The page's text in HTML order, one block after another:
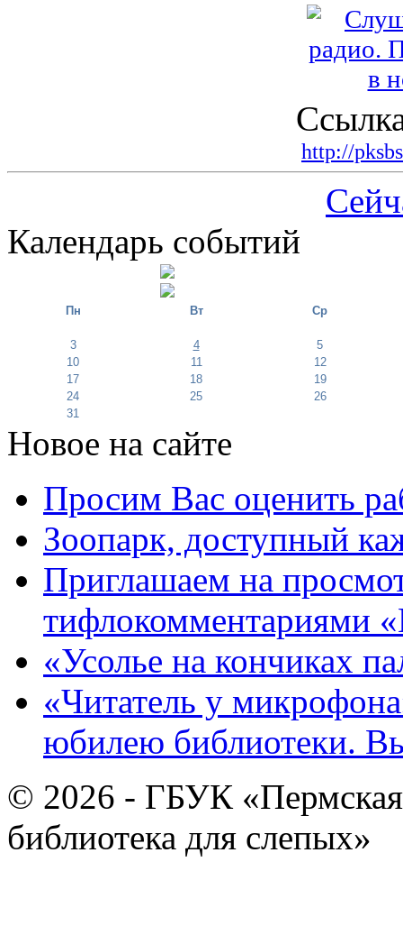
http://
Календарь событий
Пн Вт Ср
3 4
5
10
11
12
17
18
19
24
25
26
31
Новое на сайте
Просим Вас оценить
Зоопарк, доступный
Приглашаем на
тифлокомментариями
«Усолье на кончиках
«Читатель у
юбилею библиотеки.
© 2026 - ГБУК «Пермская
библиотека для слепых»